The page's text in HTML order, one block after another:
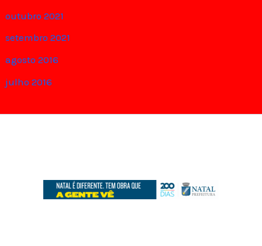
outubro 2021
setembro 2021
agosto 2016
julho 2016